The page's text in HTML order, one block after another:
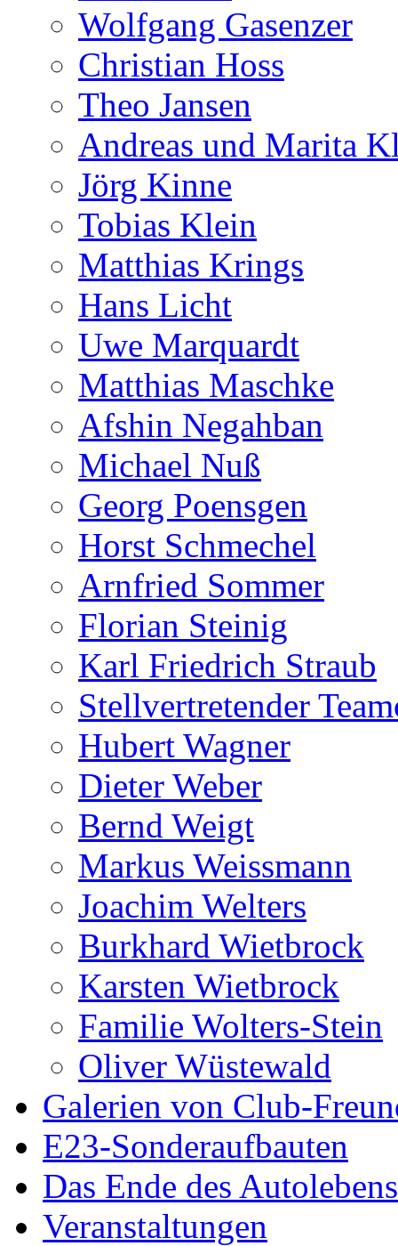
Wolfgang Gasenzer
Christian Hoss
Theo Jansen
Andreas und Marita
Jörg Kinne
Tobias Klein
Matthias Krings
Hans Licht
Uwe Marquardt
Matthias Maschke
Afshin Negahban
Michael Nuß
Georg Poensgen
Horst Schmechel
Arnfried Sommer
Florian Steinig
Karl Friedrich Straub
Stellvertretender
Hubert Wagner
Dieter Weber
Bernd Weigt
Markus Weissmann
Joachim Welters
Burkhard Wietbrock
Karsten Wietbrock
Familie Wolters-Stein
Oliver Wüstewald
Galerien von Club-
E23-Sonderaufbauten
Das Ende des Autolebens
Veranstaltungen